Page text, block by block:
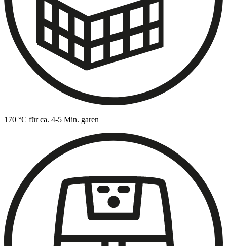
170 °C für ca. 4-5 Min. garen